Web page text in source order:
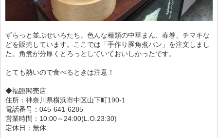
ずらっと並ぶせいろたち。色んな種類の中華まん、春巻、チマキな
どを販売しています。ここでは「手作り豚角煮パン」を注文しまし
た。角煮が分厚くとろっとしていておいしかったです。
とても熱いので食べるときは注意！
◆福臨閣売店
住所：神奈川県横浜市中区山下町190-1
電話番号：045-641-6285
営業時間：10:00～24:00(L.O.23:30)
定休日：無休